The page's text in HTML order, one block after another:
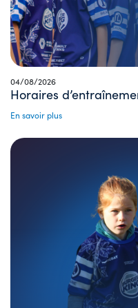
04/08/2026
Horaires
En savoir plus